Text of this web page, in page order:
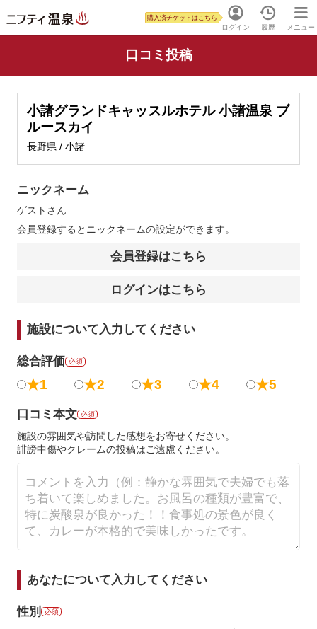
ログイン
購入済チケットはこちら
履歴 メニュー
口コミ投稿
小諸グランドキャッスルホテル 小諸温泉 ブ
ルースカイ
長野県 / 小諸
ニックネーム
ゲスト さん
会員登録するとニックネームの設定ができます。
会員登録はこちら
ログインはこちら
施設について入力してください
総合評価 必須
★1 ★2 ★3 ★4 ★5
口コミ本文 必須
施設の雰囲気や訪問した感想をお寄せください。
誹謗中傷やクレームの投稿はご遠慮ください。
あなたについて入力してください
性別 必須